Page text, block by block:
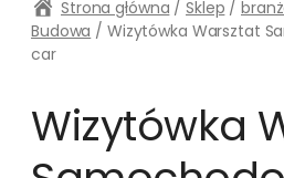
Strona główna / Sklep /
Budowa / Wizytówka Warsztat
car
Wizytówka